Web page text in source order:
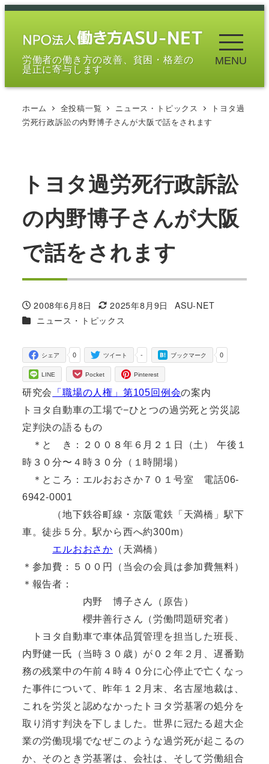
メ
労働者の働き方の改善、貧困・格差の
是正に寄与します
MENU
ホーム 全投稿一覧 ニュース・トピックス
トヨタ過
労死行政訴訟の内野博子さんが大阪で話をされます
トヨタ過労死行政訴訟
の内野博子さんが大阪
で話をされます
投稿日
2008年6月8日
更新日
2025年8月9日
著
ASU-NET
カテゴリー
ニュース・トピックス
0
シェア -
ツイート 0
ブックマーク
LINE Pocket Pinterest
研究会 「職場の人権」第105回例会の案内
トヨタ自動車の工場で−ひとつの過労死と労災認
定判決の語るもの
＊と き：２００８年６月２１日（土） 午後１
時３０分〜４時３０分（１時開場）
＊ところ：エルおおさか７０１号室 電話06-
6942-0001
（地下鉄谷町線・京阪電鉄「天満橋」駅下
車。徒歩５分。駅から西へ約300m）
エルおおさか （天満橋）
＊参加費：５００円（当会の会員は参加費無料）
＊報告者：
内野 博子さん（原告）
櫻井善行さん（労働問題研究者）
トヨタ自動車で車体品質管理を担当した班長、
内野健一氏（当時３０歳）が０２年２月、遅番勤
務の残業中の午前４時４０分に心停止で亡くなっ
た事件について、昨年１２月末、名古屋地裁は、
これを労災と認めなかったトヨタ労基署の処分を
取り消す判決を下しました。世界に冠たる超大企
業の労働現場でなぜこのような過労死が起こるの
か、そのとき労基署は、会社は、そして労働組合